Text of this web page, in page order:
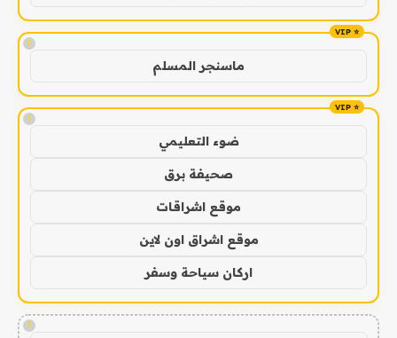
!
ماسنجر المسلم
!
ضوء التعليمي
صحيفة برق
موقع اشراقات
موقع اشراق اون لاين
اركان سياحة وسفر
!